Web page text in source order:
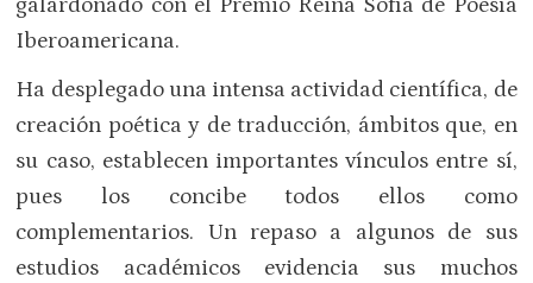
galardonado con el Premio Reina Sofía de Poesía
Iberoamericana.
Ha desplegado una intensa actividad científica, de
creación poética y de traducción, ámbitos que, en
su caso, establecen importantes vínculos entre sí,
pues los concibe todos ellos como
complementarios. Un repaso a algunos de sus
estudios académicos evidencia sus muchos